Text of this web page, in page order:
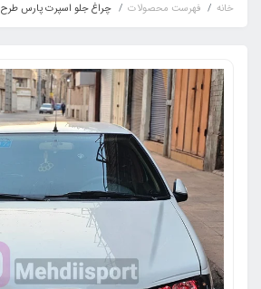
خانه فهرست محصولات چراغ جلو اسپرت پارس طرح i8 قرمز